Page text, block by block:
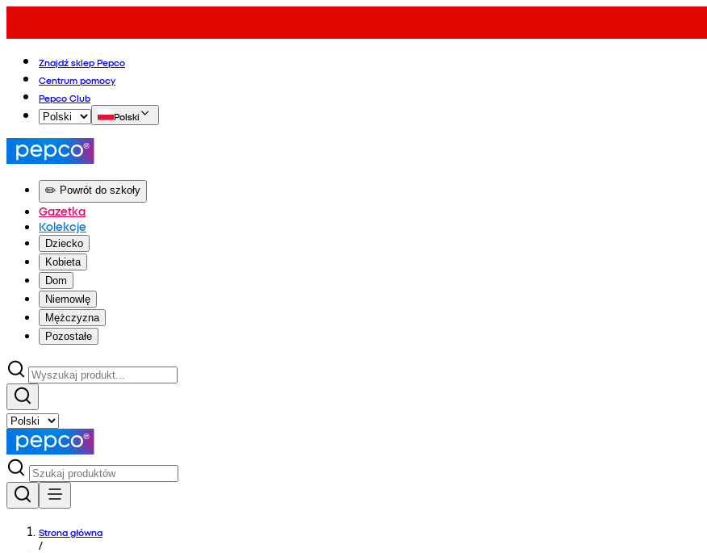
Znajdź sklep Pepco
Centrum pomocy
Pepco Club
Polski
✏️ Powrót do szkoły
Gazetka
Kolekcje
Dziecko
Kobieta
Dom
Niemowlę
Mężczyzna
Pozostałe
Strona główna
/